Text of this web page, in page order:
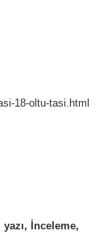
18-oltu-tasi.html
İnceleme,